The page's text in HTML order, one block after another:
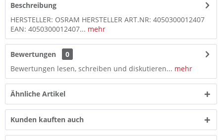
Beschreibung
HERSTELLER: OSRAM HERSTELLER ART.NR: 4050300012407
EAN: 4050300012407... mehr
Bewertungen
0
Bewertungen lesen, schreiben und diskutieren... mehr
Ähnliche Artikel
Kunden kauften auch